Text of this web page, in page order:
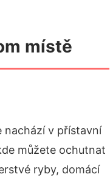
místě
nachází v přístavní
můžete ochutnat
ryby, domácí